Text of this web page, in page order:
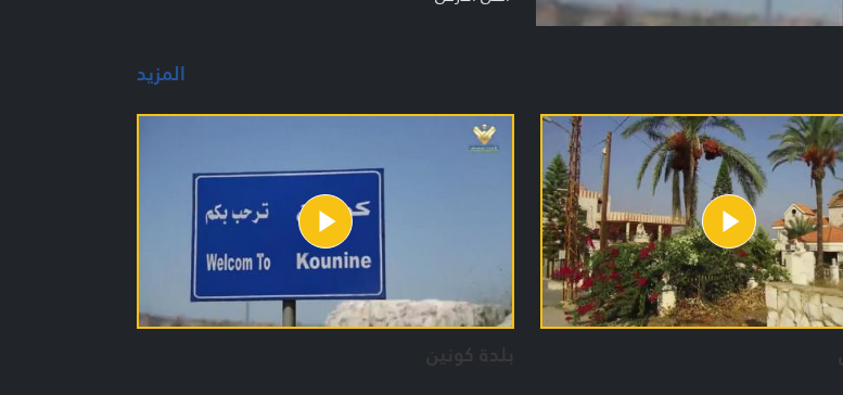
المزيد
بلدة كونين